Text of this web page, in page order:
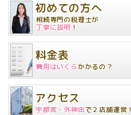
初めての方へ
相続専門の税理士が
丁寧に説明 ！
料金表
費用はいくらかかるの？
アクセス
宇都宮・外神田で２店舗運営 !